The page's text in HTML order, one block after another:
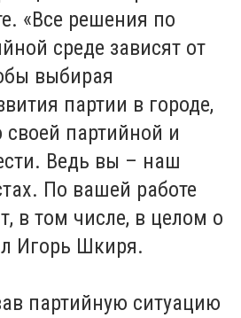
«Все решения по
среде зависят от
выбирая
партии в городе,
партийной и
Ведь вы – наш
По вашей работе
в том числе, в целом о
Игорь Шкиря.
партийную ситуацию